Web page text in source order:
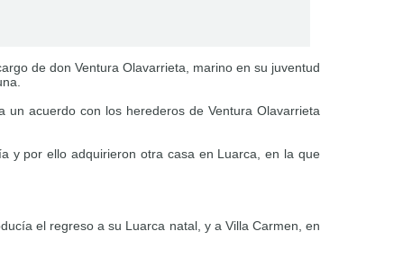
de don Ventura Olavarrieta, marino en su juventud
acuerdo con los herederos de Ventura Olavarrieta
y por ello adquirieron otra casa en Luarca, en la que
el regreso a su Luarca natal, y a Villa Carmen, en